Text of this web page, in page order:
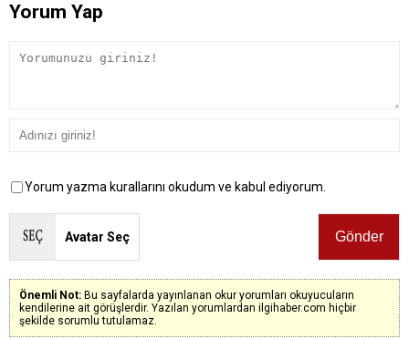
Yorum Yap
Yorum yazma kurallarını okudum ve kabul ediyorum.
Avatar Seç
Önemli Not: Bu sayfalarda yayınlanan okur yorumları okuyucuların
kendilerine ait görüşlerdir. Yazılan yorumlardan ilgihaber.com hiçbir
şekilde sorumlu tutulamaz.